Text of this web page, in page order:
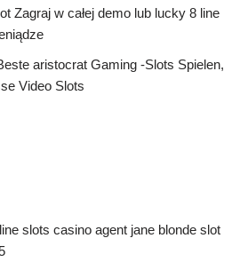
Zagraj w całej demo lub lucky 8 line
aristocrat Gaming -Slots Spielen,
Video Slots
slots casino agent jane blonde slot